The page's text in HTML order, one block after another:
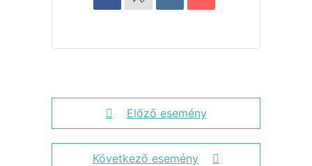
Előző esemény
Következő esemény